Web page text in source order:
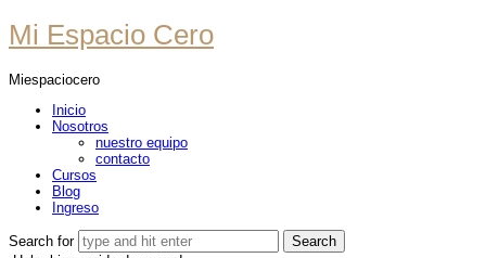
Mi
Espacio
Cero
Mi Espacio Cero
Miespaciocero
Inicio
Nosotros
nuestro equipo
contacto
Cursos
Blog
Ingreso
Search for